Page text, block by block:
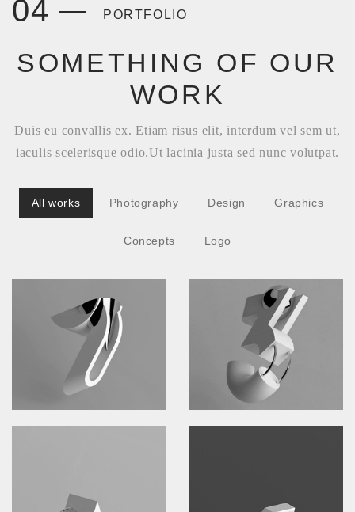
04 PORTFOLIO
SOMETHING OF OUR
WORK
Duis eu convallis ex. Etiam risus elit, interdum vel sem ut,
iaculis scelerisque odio.Ut lacinia justa sed nunc volutpat.
All works Photography Design Graphics
Concepts Logo